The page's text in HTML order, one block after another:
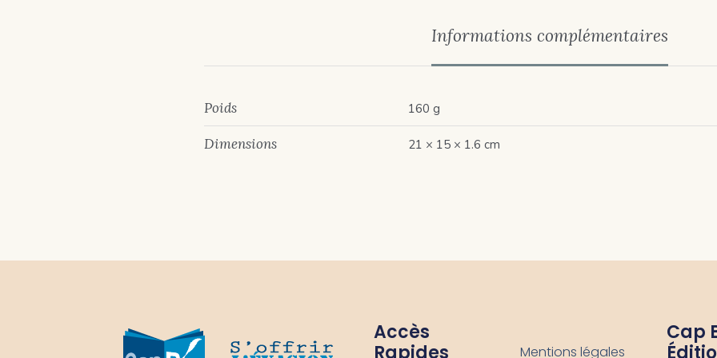
Informations complémentaires
Poids 160 g
Dimensions 21 × 15 × 1.6 cm
Accès
Rapides
Mentions légales
Cap